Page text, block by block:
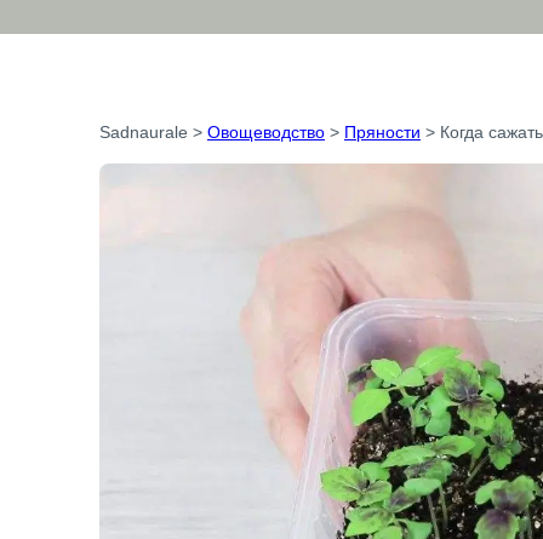
Sadnaurale > Овощеводство > Пряности > Когда